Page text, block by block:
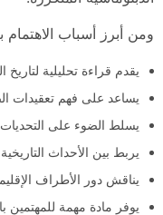
ومن أبرز أسباب الاهتمام
يقدم قراءة تحليلية
يساعد على فهم تعقيدات
يسلط الضوء على التحديات
يربط بين الأحداث
يناقش دور الأطراف
يوفر مادة مهمة للمهتمين